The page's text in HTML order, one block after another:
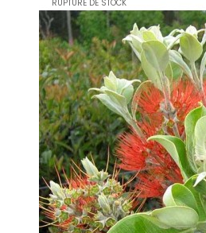
RUPTURE DE STOCK